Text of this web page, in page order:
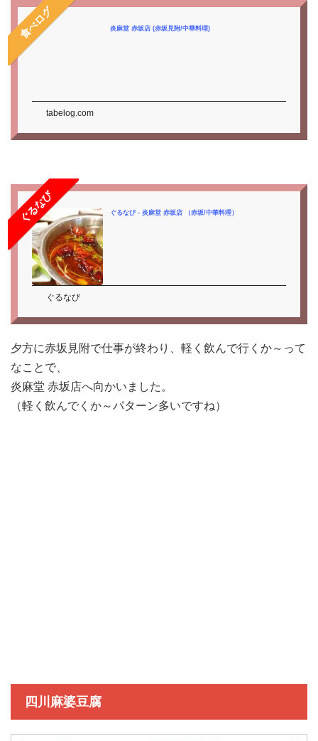
食べログ 炎麻堂 赤坂店 (赤坂見附/中華料理)
tabelog.com
ぐるなび ぐるなび - 炎麻堂 赤坂店 （赤坂/中華料理）
ぐるなび
夕方に赤坂見附で仕事が終わり、軽く飲んで行くか～って
なことで、
炎麻堂 赤坂店へ向かいました。
（軽く飲んでくか～パターン多いですね）
四川麻婆豆腐